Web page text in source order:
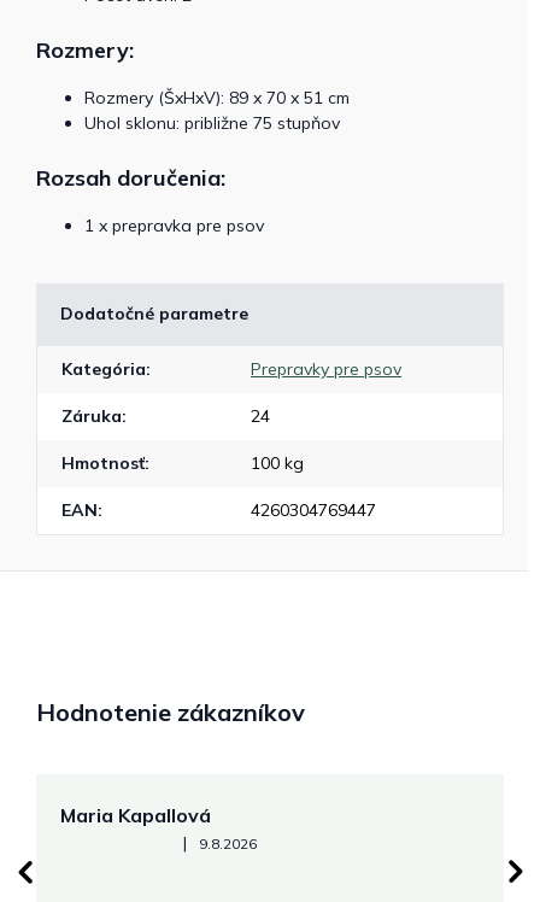
Rozmery:
Rozmery (ŠxHxV): 89 x 70 x 51 cm
Uhol sklonu: približne 75 stupňov
Rozsah doručenia:
1 x prepravka pre psov
Dodatočné parametre
Kategória: Prepravky pre psov
Záruka: 24
Hmotnosť: 100 kg
EAN: 4260304769447
Hodnotenie zákazníkov
Maria Kapallová
Hodnotenie obchodu je 5 z 5 hviezdičiek.
| 9.8.2026